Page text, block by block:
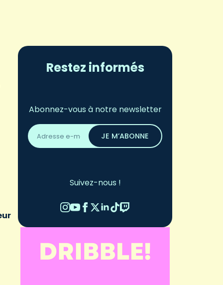
Restez informés
Abonnez-vous à notre newsletter
Adresse
email
*
JE M’ABONNE
Suivez-nous !